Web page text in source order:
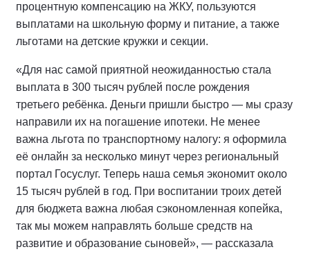
процентную компенсацию на ЖКУ, пользуются
выплатами на школьную форму и питание, а также
льготами на детские кружки и секции.
«Для нас самой приятной неожиданностью стала
выплата в 300 тысяч рублей после рождения
третьего ребёнка. Деньги пришли быстро — мы сразу
направили их на погашение ипотеки. Не менее
важна льгота по транспортному налогу: я оформила
её онлайн за несколько минут через региональный
портал Госуслуг. Теперь наша семья экономит около
15 тысяч рублей в год. При воспитании троих детей
для бюджета важна любая сэкономленная копейка,
так мы можем направлять больше средств на
развитие и образование сыновей», — рассказала